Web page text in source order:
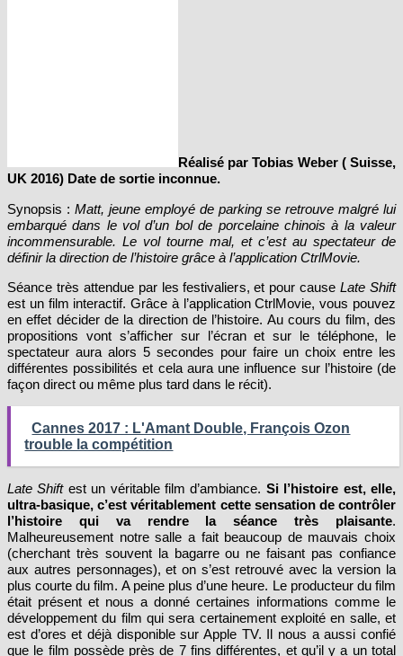
UK 2016) Date de sortie inconnue.
Synopsis :
embarqué dans le vol d’un bol de porcelaine chinois à la valeur
incommensurable. Le vol tourne mal, et c’est au spectateur de
définir la direction de l’histoire grâce à l’application CtrlMovie.
Séance très attendue par les festivaliers, et pour cause
est un film interactif. Grâce à l’application CtrlMovie, vous pouvez
en effet décider de la direction de l’histoire. Au cours du film, des
propositions vont s’afficher sur l’écran et sur le téléphone, le
spectateur aura alors 5 secondes pour faire un choix entre les
différentes possibilités et cela aura une influence sur l’histoire (de
façon direct ou même plus tard dans le récit).
Cannes 2017 : L'Amant Double, François Ozon
trouble la compétition
Late Shiftest un véritable film d’ambiance.Si l’histoire est, elle,
ultra-basique, c’est véritablement cette sensation de contrôler
l’histoire qui va rendre la séance très plaisante.
Malheureusement notre salle a fait beaucoup de mauvais choix
(cherchant très souvent la bagarre ou ne faisant pas confiance
aux autres personnages), et on s’est retrouvé avec la version la
plus courte du film. A peine plus d’une heure. Le producteur du film
était présent et nous a donné certaines informations comme le
développement du film qui sera certainement exploité en salle, et
est d’ores et déjà disponible sur Apple TV. Il nous a aussi confié
que le film possède près de 7 fins différentes, et qu’il y a un total
de scènes filmés s’élevant à 4h30. Croisement entre film et jeu